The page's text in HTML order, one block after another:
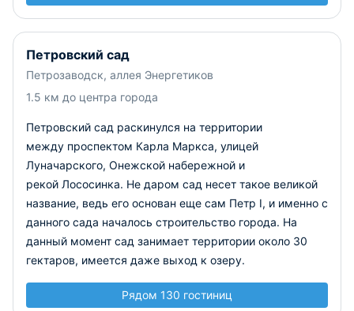
Петровский сад
Петрозаводск, аллея Энергетиков
1.5 км до центра города
Петровский сад раскинулся на территории
между проспектом Карла Маркса, улицей
Луначарского, Онежской набережной и
рекой Лососинка. Не даром сад несет такое великой
название, ведь его основан еще сам Петр I, и именно с
данного сада началось строительство города. На
данный момент сад занимает территории около 30
гектаров, имеется даже выход к озеру.
Рядом 130 гостиниц